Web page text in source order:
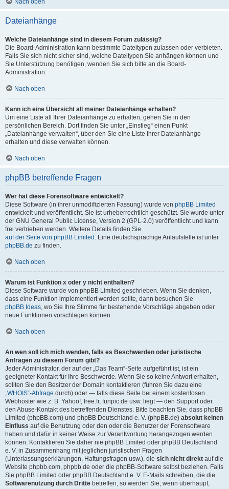
Nach oben
Dateianhänge
Welche Dateianhänge sind in diesem Forum zulässig?
Die Board-Administration kann bestimmte Dateitypen zulassen oder verbieten.
Falls Sie sich nicht sicher sind, welche Dateitypen Sie anhängen können und
Sie Unterstützung benötigen, wenden Sie sich bitte an die Board-
Administration.
Nach oben
Kann ich eine Übersicht all meiner Dateianhänge erhalten?
Um eine Liste all Ihrer Dateianhänge zu erhalten, gehen Sie in den
persönlichen Bereich. Dort finden Sie unter „Einstieg“ einen Punkt
„Dateianhänge verwalten“, über den Sie eine Liste Ihrer Dateianhänge
erhalten und diese verwalten können.
Nach oben
phpBB betreffende Fragen
Wer hat diese Forensoftware entwickelt?
Diese Software (in ihrer unmodifizierten Fassung) wurde von phpBB Limited
entwickelt und veröffentlicht. Sie ist urheberrechtlich geschützt. Sie wurde unter
der GNU General Public License, Version 2 (GPL-2.0) veröffentlicht und kann
frei vertrieben werden. Weitere Details finden Sie
auf der Seite von phpBB Limited . Eine deutschsprachige Anlaufstelle ist unter
phpBB.de zu finden.
Nach oben
Warum ist Funktion x oder y nicht enthalten?
Diese Software wurde von phpBB Limited geschrieben. Wenn Sie denken,
dass eine Funktion implementiert werden sollte, dann besuchen Sie
phpBB Ideas, wo Sie Ihre Stimme für bestehende Vorschläge abgeben oder
neue Funktionen vorschlagen können.
Nach oben
An wen soll ich mich wenden, falls es Beschwerden oder juristische
Anfragen zu diesem Forum gibt?
Jeder Administrator, der auf der „Das Team“-Seite aufgeführt ist, ist ein
geeigneter Kontakt für Ihre Beschwerde. Wenn Sie so keine Antwort erhalten,
sollten Sie den Besitzer der Domain kontaktieren (führen Sie dazu eine
„WHOIS“-Abfrage durch) oder — falls diese Seite bei einem kostenlosen
Webhoster wie z. B. Yahoo!, free.fr, funpic.de usw. liegt — den Support oder
den Abuse-Kontakt des betreffenden Dienstes. Bitte beachten Sie, dass phpBB
Limited (phpBB.com) und phpBB Deutschland e. V. (phpBB.de) absolut keinen
Einfluss auf die Benutzung oder den oder die Benutzer der Forensoftware
haben und dafür in keiner Weise zur Verantwortung herangezogen werden
können. Kontaktieren Sie daher nie phpBB Limited oder phpBB Deutschland
e. V. in Zusammenhang mit jeglichen juristischen Fragen
(Unterlassungserklärungen, Haftungsfragen usw.), die sich nicht direkt auf die
Website phpbb.com, phpbb.de oder die phpBB-Software selbst beziehen. Falls
Sie phpBB Limited oder phpBB Deutschland e. V. E-Mails schreiben, die die
Softwarenutzung durch Dritte betreffen, so werden Sie, wenn überhaupt,